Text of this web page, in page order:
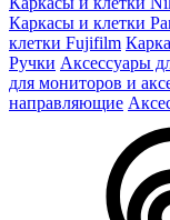
Каркасы и клетки
клетки Fujifilm
Ручки Аксессуары
для мониторов и
направляющие